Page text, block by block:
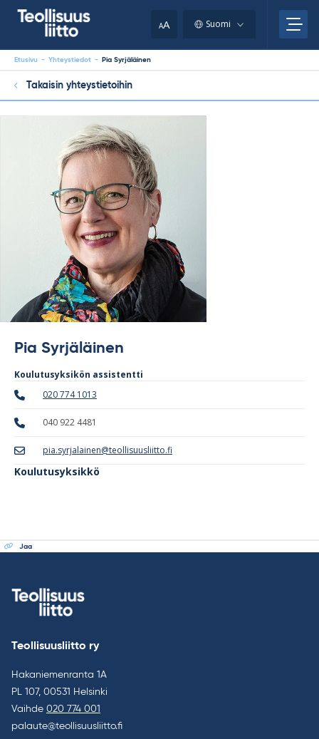
AA Suomi
Etusivu - Yhteystiedot - Pia Syrjäläinen
Takaisin yhteystietoihin
Pia Syrjäläinen
Koulutusyksikön assistentti
020 774 1013
040 922 4481
pia.syrjalainen@teollisuusliitto.fi
Koulutusyksikkö
Jaa
clipboard.)
Teollisuusliitto ry
Hakaniemenranta 1A
PL 107, 00531 Helsinki
Vaihde 020 774 001
palaute@teollisuusliitto.fi